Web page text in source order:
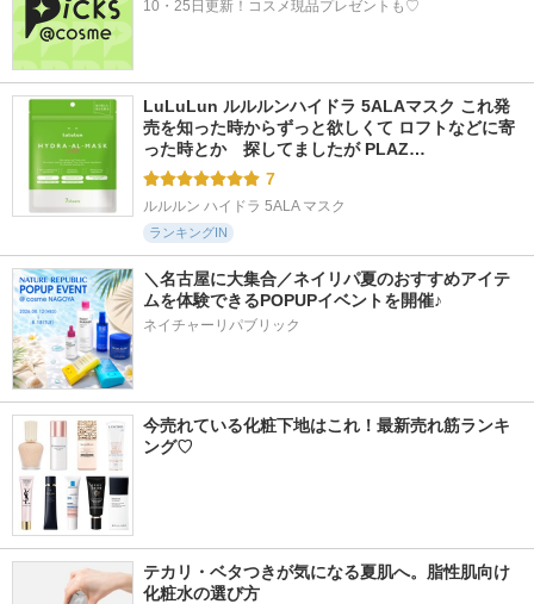
10・25日更新！コスメ現品プレゼントも♡
LuLuLun ルルルンハイドラ 5ALAマスク これ発
売を知った時からずっと欲しくて ロフトなどに寄
った時とか　探してましたが PLAZ…
7
ルルルン ハイドラ 5ALA マスク
ランキングIN
＼名古屋に大集合／ネイリパ夏のおすすめアイテ
ムを体験できるPOPUPイベントを開催♪
ネイチャーリパブリック
今売れている化粧下地はこれ！最新売れ筋ランキ
ング♡
テカリ・ベタつきが気になる夏肌へ。脂性肌向け
化粧水の選び方